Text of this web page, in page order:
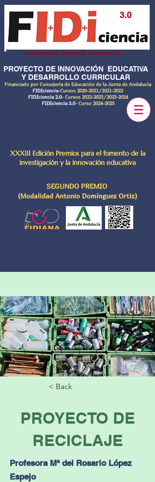
3.0
Investigación, Desarrollo e innovación
PROYECTO DE INNOVACIÓN EDUCATIVA
Y DESARROLLO CURRICULAR
Financiado por Consejería de Educación de la Junta de Andalucía
FIDIciencia-Cursos 2020-2021 /2021-2022
FIDIciencia 2.0- Cursos 2022-2023/2023-2024
FIDIciencia 3.0- Curso 2024-2025
XXXIII Edición Premios para el fomento de la
investigación y la innovación educativa
SEGUNDO PREMIO
(Modalidad Antonio Domínguez Ortiz)
< Back
PROYECTO DE
RECICLAJE
Profesora Mª del Rosario López
Espejo